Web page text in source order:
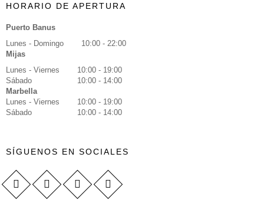
HORARIO DE APERTURA
Puerto Banus
Lunes - Domingo
10:00 - 22:00
Mijas
Lunes - Viernes
10:00 - 19:00
Sábado
10:00 - 14:00
Marbella
Lunes - Viernes
10:00 - 19:00
Sábado
10:00 - 14:00
SÍGUENOS EN SOCIALES